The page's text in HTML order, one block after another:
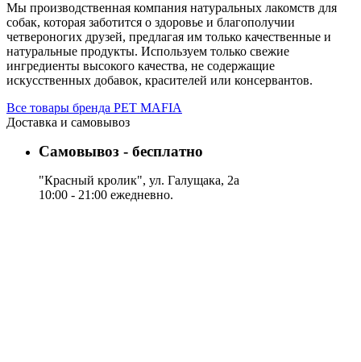
Мы производственная компания натуральных лакомств для
собак, которая заботится о здоровье и благополучии
четвероногих друзей, предлагая им только качественные и
натуральные продукты. Используем только свежие
ингредиенты высокого качества, не содержащие
искусственных добавок, красителей или консервантов.
Все товары бренда PET MAFIA
Доставка и самовывоз
Самовывоз - бесплатно
"Красный кролик", ул. Галущака, 2а
10:00 - 21:00 ежедневно.